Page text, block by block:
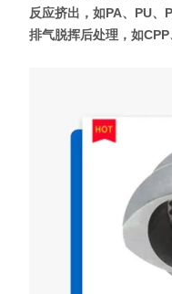
反应挤出，如PA、PU、
排气脱挥后处理，如